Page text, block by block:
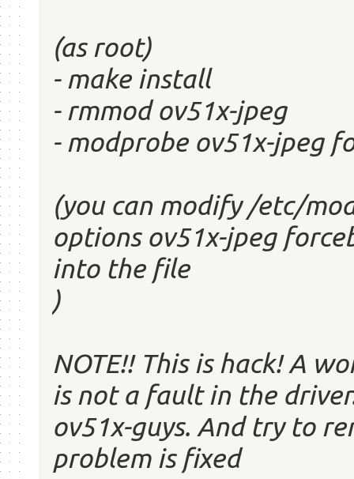
(as root)
- make install
- rmmod ov51x-jpeg
- modprobe ov51x-jpeg
(you can modify /etc/
options ov51x-jpeg
into the file
)
NOTE!! This is hack! A
is not a fault in the
ov51x-guys. And try to
problem is fixed